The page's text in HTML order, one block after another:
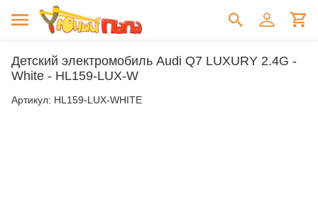
Детский электромобиль Audi Q7 LUXURY 2.4G -
White - HL159-LUX-W
Артикул: HL159-LUX-WHITE